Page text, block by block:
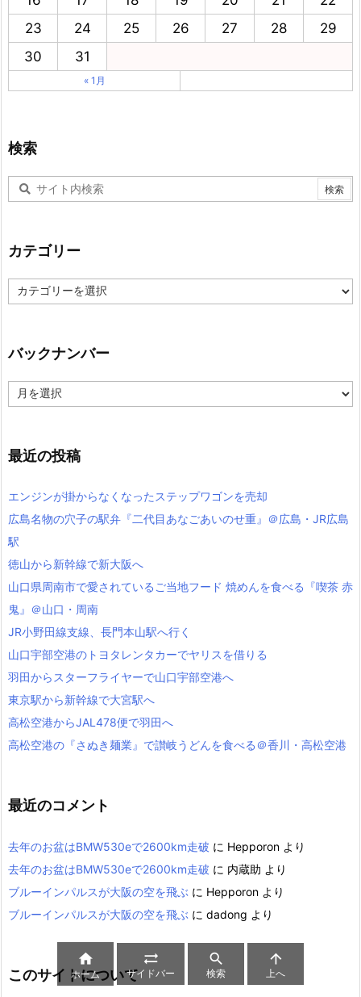
23
24 25 26 27 28
29
30
31
« 1月
検索
カテゴリー
テ
ー
バックナンバー
ッ
ン
バ
最近の投稿
エンジンが掛からなくなったステップワゴンを売却
広島名物の穴子の駅弁『二代目あなごあいのせ重』＠広島・JR広島
駅
徳山から新幹線で新大阪へ
山口県周南市で愛されているご当地フード 焼めんを食べる『喫茶 赤
鬼』＠山口・周南
JR小野田線支線、長門本山駅へ行く
山口宇部空港のトヨタレンタカーでヤリスを借りる
羽田からスターフライヤーで山口宇部空港へ
東京駅から新幹線で大宮駅へ
高松空港からJAL478便で羽田へ
高松空港の『さぬき麺業』で讃岐うどんを食べる＠香川・高松空港
最近のコメント
去年のお盆はBMW530eで2600km走破 に Hepporon より
去年のお盆はBMW530eで2600km走破 に 内蔵助 より
ブルーインパルスが大阪の空を飛ぶ に Hepporon より
ブルーインパルスが大阪の空を飛ぶ に dadong より
このサイトについて

ホーム

サイドバー

検索

上へ